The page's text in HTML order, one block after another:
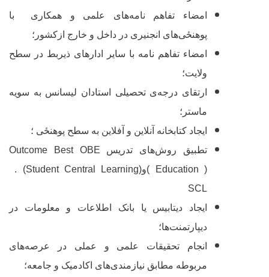
امضاء تفاهم نامه‌های علمی و همکاری با
پوهنځی‌های انجنیری در داخل و خارج ازکشور؛
امضاء تفاهم نامه با سایر ادارهای ذیربط در سطح
ولایت؛
ارتقای درجه ی تحصیلی استادان لیسانس به سویه
ماستر؛
ایجاد کتابخانه آنلاین و آفلاین به سطحپوهنځی؛
تطبیق روش‌های تدریسOBE
Outcome Best
Education )
(و
. (Student Central Learning)
SCL
ایجاد دیتابیس یا بانک اطلاعات و معلومات در
دیپارتمنت‌ها؛
انجام تحقیقات علمی و عملی در عرصه‌های
مربوطه مطابق نیازمندی‌های اکادمیک و جامعه؛